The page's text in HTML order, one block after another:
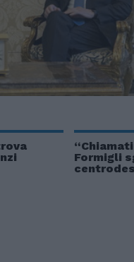
Formigli